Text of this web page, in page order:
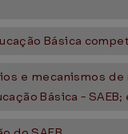
Básica
e mecanismos de
Básica - SAEB;